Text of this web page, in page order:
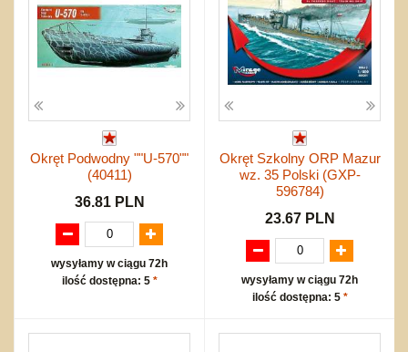
Okręt Podwodny ""U-570""
(40411)
36.81 PLN
wysyłamy w ciągu 72h
ilość dostępna: 5 *
Okręt Szkolny ORP Mazur
wz. 35 Polski (GXP-
596784)
23.67 PLN
wysyłamy w ciągu 72h
ilość dostępna: 5 *